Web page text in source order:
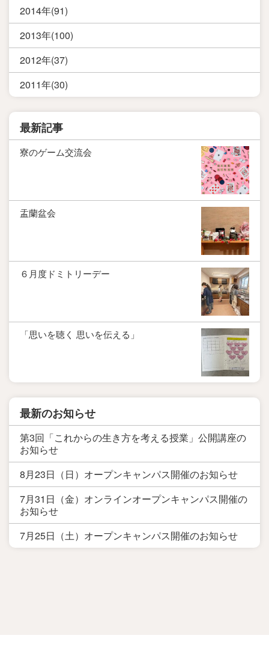
2014年(91)
2013年(100)
2012年(37)
2011年(30)
最新記事
寮のゲーム交流会
盂蘭盆会
６月度ドミトリーデー
「思いを聴く 思いを伝える」
最新のお知らせ
第3回「これからの生き方を考える授業」公開講座の
お知らせ
8月23日（日）オープンキャンパス開催のお知らせ
7月31日（金）オンラインオープンキャンパス開催の
お知らせ
7月25日（土）オープンキャンパス開催のお知らせ